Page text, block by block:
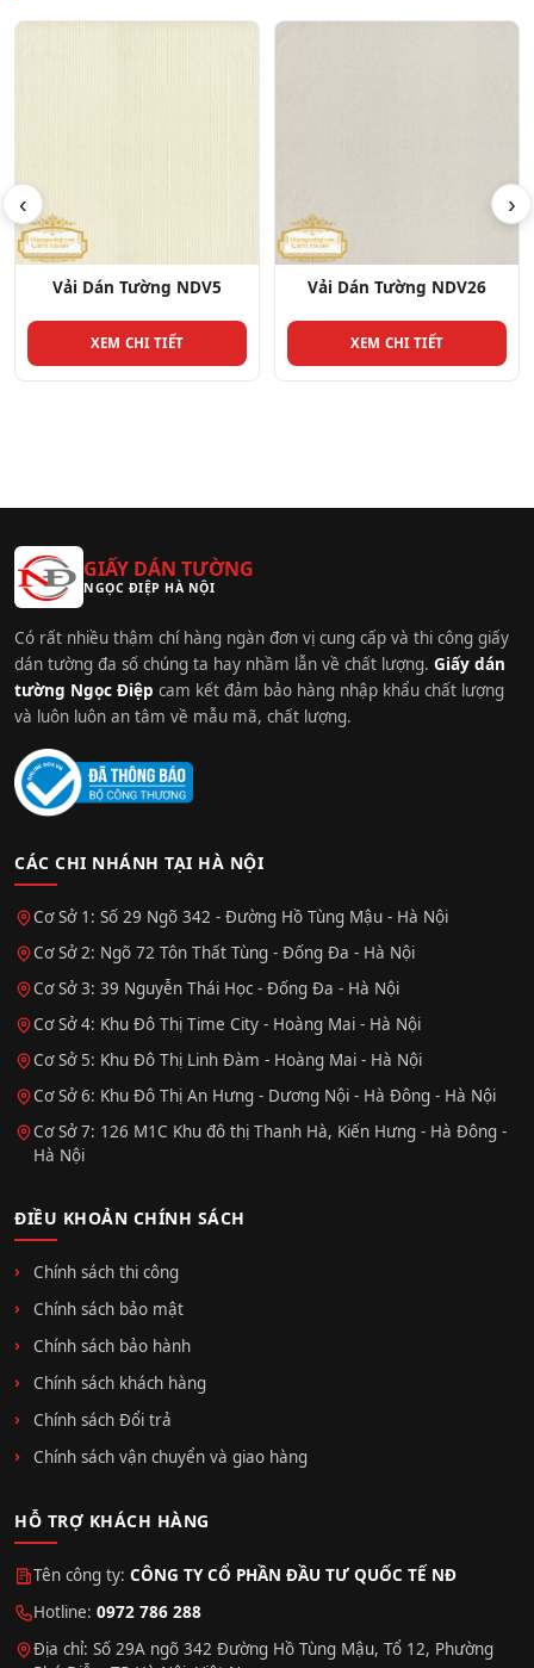
‹
Vải Dán Tường NDV26
XEM CHI TIẾT
Vải Dán Tường NDV27
XEM CHI TIẾT
›
GIẤY DÁN TƯỜNG
NGỌC ĐIỆP HÀ NỘI
Có rất nhiều thậm chí hàng ngàn đơn vị cung cấp và thi công giấy
dán tường đa số chúng ta hay nhầm lẫn về chất lượng. Giấy dán
tường Ngọc Điệp cam kết đảm bảo hàng nhập khẩu chất lượng
và luôn luôn an tâm về mẫu mã, chất lượng.
CÁC CHI NHÁNH TẠI HÀ NỘI
Cơ Sở 1: Số 29 Ngõ 342 - Đường Hồ Tùng Mậu - Hà Nội
Cơ Sở 2: Ngõ 72 Tôn Thất Tùng - Đống Đa - Hà Nội
Cơ Sở 3: 39 Nguyễn Thái Học - Đống Đa - Hà Nội
Cơ Sở 4: Khu Đô Thị Time City - Hoàng Mai - Hà Nội
Cơ Sở 5: Khu Đô Thị Linh Đàm - Hoàng Mai - Hà Nội
Cơ Sở 6: Khu Đô Thị An Hưng - Dương Nội - Hà Đông - Hà Nội
Cơ Sở 7: 126 M1C Khu đô thị Thanh Hà, Kiến Hưng - Hà Đông -
Hà Nội
ĐIỀU KHOẢN CHÍNH SÁCH
Chính sách thi công
Chính sách bảo mật
Chính sách bảo hành
Chính sách khách hàng
Chính sách Đổi trả
Chính sách vận chuyển và giao hàng
HỖ TRỢ KHÁCH HÀNG
Tên công ty: CÔNG TY CỔ PHẦN ĐẦU TƯ QUỐC TẾ NĐ
Hotline: 0972 786 288
Địa chỉ: Số 29A ngõ 342 Đường Hồ Tùng Mậu, Tổ 12, Phường